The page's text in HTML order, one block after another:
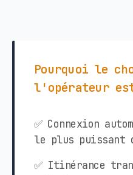
Pourquoi le
l'opérateur
✅ Connexion
le plus puissant
✅ Itinérance